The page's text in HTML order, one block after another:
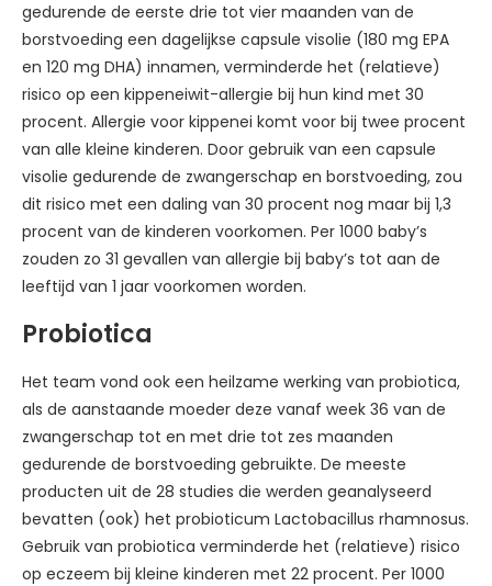
gedurende de eerste drie tot vier maanden van de
borstvoeding een dagelijkse capsule visolie (180 mg EPA
en 120 mg DHA) innamen, verminderde het (relatieve)
risico op een kippeneiwit-allergie bij hun kind met 30
procent. Allergie voor kippenei komt voor bij twee procent
van alle kleine kinderen. Door gebruik van een capsule
visolie gedurende de zwangerschap en borstvoeding, zou
dit risico met een daling van 30 procent nog maar bij 1,3
procent van de kinderen voorkomen. Per 1000 baby’s
zouden zo 31 gevallen van allergie bij baby’s tot aan de
leeftijd van 1 jaar voorkomen worden.
Probiotica
Het team vond ook een heilzame werking van probiotica,
als de aanstaande moeder deze vanaf week 36 van de
zwangerschap tot en met drie tot zes maanden
gedurende de borstvoeding gebruikte. De meeste
producten uit de 28 studies die werden geanalyseerd
bevatten (ook) het probioticum Lactobacillus rhamnosus.
Gebruik van probiotica verminderde het (relatieve) risico
op eczeem bij kleine kinderen met 22 procent. Per 1000